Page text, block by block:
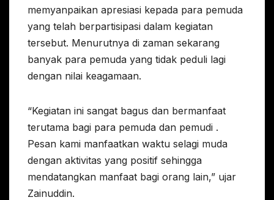
memyanpaikan apresiasi kepada para pemuda
yang telah berpartisipasi dalam kegiatan
tersebut. Menurutnya di zaman sekarang
banyak para pemuda yang tidak peduli lagi
dengan nilai keagamaan.
“Kegiatan ini sangat bagus dan bermanfaat
terutama bagi para pemuda dan pemudi .
Pesan kami manfaatkan waktu selagi muda
dengan aktivitas yang positif sehingga
mendatangkan manfaat bagi orang lain,” ujar
Zainuddin.